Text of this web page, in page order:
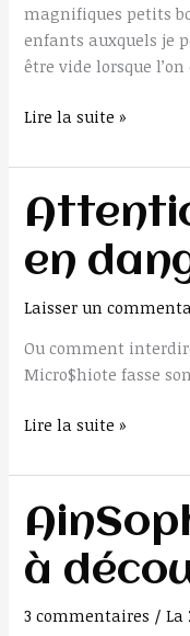
magnifiques petits
enfants auxquels je
être vide lorsque
Lire la suite »
en
Laisser un
Ou comment
Micro$hiote fasse
Attention
!
Liberté
danger
Lire la suite »
à
3 commentaires /La
AinSophAur…
Zigue
à
découvrir
!